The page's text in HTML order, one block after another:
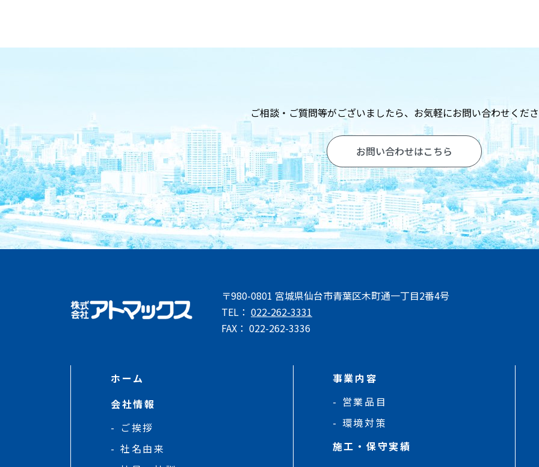
お問い合わせ ご相談・ご質問等がございましたら、 お気軽にお問い合わせくだ
お問い合わせはこちら
〒980-0801 宮城県仙台市青葉区木町通一丁目2番4号
TEL： 022-262-3331
FAX： 022-262-3336
ホーム
会社情報
ご挨拶
社名由来
事業内容
営業品目
環境対策
施工・保守実績